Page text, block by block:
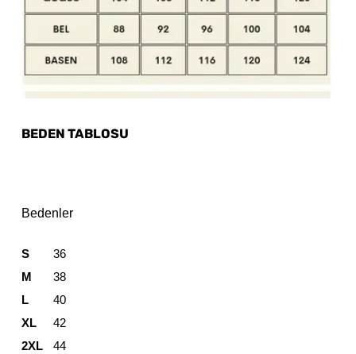
BEDEN TABLOSU
Bedenler
S
36
M
38
L
40
XL
42
2XL
44